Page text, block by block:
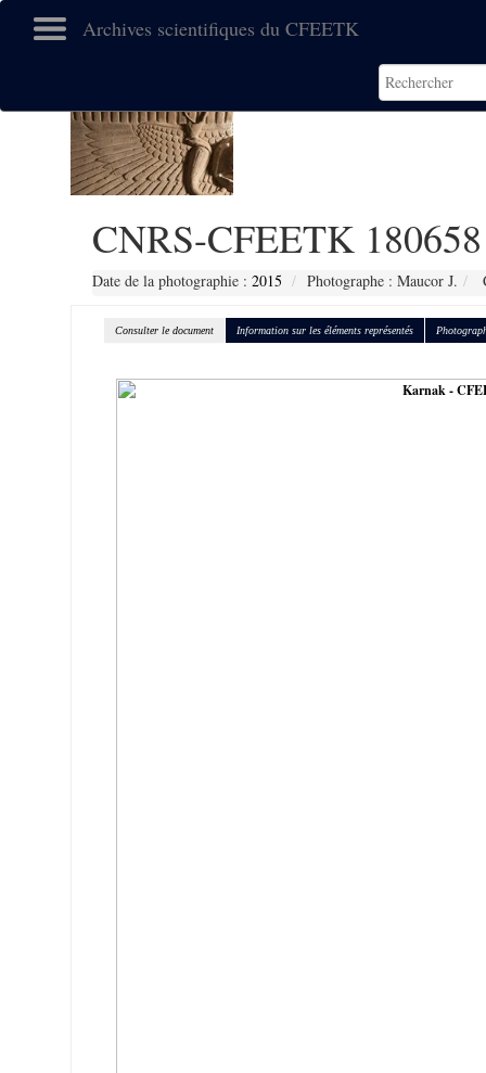
Archives scientifiques du CFEETK
CNRS-CFEETK 180658
Date de la photographie : 2015 Photographe : Maucor J.
Consulter le document Information sur les éléments représentés